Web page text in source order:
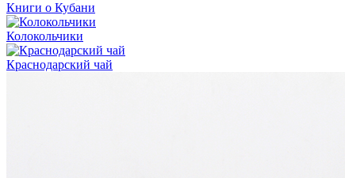
Книги о Кубани
Колокольчики
Краснодарский чай